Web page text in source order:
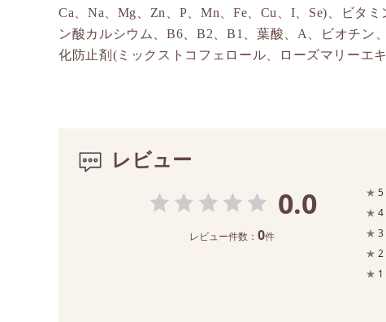
Ca、Na、Mg、Zn、P、Mn、Fe、Cu、I、Se)、ビタ
ン酸カルシウム、B6、B2、B1、葉酸、A、ビオチン
化防止剤(ミックストコフェロール、ローズマリーエ
レビュー
0.0
レビュー件数： 0件
★ 5
★ 4
★ 3
★ 2
★ 1